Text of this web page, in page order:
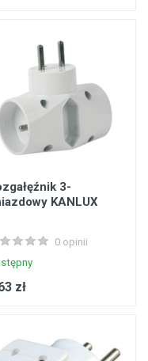
3-
KANLUX
0 opinii
zł